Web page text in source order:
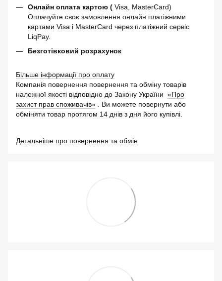
Онлайн оплата картою ( Visa, MasterCard)
Оплачуйте своє замовлення онлайн платіжними
картами Visa і MasterCard через платіжний сервіс
LiqPay.
Безготівковий розрахунок
Більше інформації про оплату
Компанія повернення повернення та обміну товарів
належної якості відповідно до Закону України «Про
захист прав споживачів» . Ви можете повернути або
обміняти товар протягом 14 днів з дня його купівлі.
Детальніше про повернення та обмін